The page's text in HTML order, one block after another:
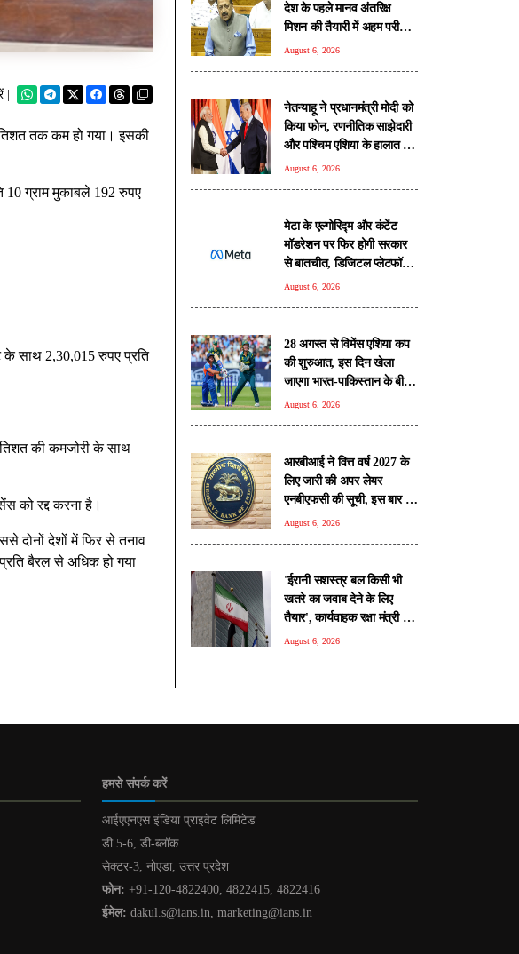
तक कम हो गया। इसकी
10 ग्राम मुकाबले 192 रुपए
के साथ 2,30,015 रुपए प्रति
की कमजोरी के साथ
को रद्द करना है।
दोनों देशों में फिर से तनाव
बैरल से अधिक हो गया
देश के पहले मानव अंतरिक्ष
मिशन की तैयारी में अहम परीक्षण
पूरे: डॉ. जितेंद्र सिंह
August 6, 2026
नेतन्याहू ने प्रधानमंत्री मोदी को
क‍िया फोन, रणनीतिक साझेदारी
और पश्चिम एशिया के हालात पर
हुई चर्चा
August 6, 2026
मेटा के एल्गोरिद्म और कंटेंट
मॉडरेशन पर फिर होगी सरकार
से बातचीत, डिजिटल प्लेटफॉर्म्स
की बढ़ी निगरानी
August 6, 2026
28 अगस्त से विमेंस एशिया कप
की शुरुआत, इस दिन खेला
जाएगा भारत-पाकिस्तान के बीच
'हाईवोल्टेज मैच'
August 6, 2026
आरबीआई ने वित्त वर्ष 2027 के
लिए जारी की अपर लेयर
एनबीएफसी की सूची, इस बार 17
कंपनियां शामिल, टाटा संस पर
August 6, 2026
'ईरानी सशस्त्र बल किसी भी
खतरे का जवाब देने के लिए
तैयार', कार्यवाहक रक्षा मंत्री की
चेतावनी
August 6, 2026
हमसे संपर्क करें
आईएएनएस इंडिया प्राइवेट लिमिटेड
डी 5-6, डी-ब्लॉक
सेक्टर-3, नोएडा, उत्तर प्रदेश
फोन: +91-120-4822400, 4822415, 4822416
ईमेल: dakul.s@ians.in, marketing@ians.in